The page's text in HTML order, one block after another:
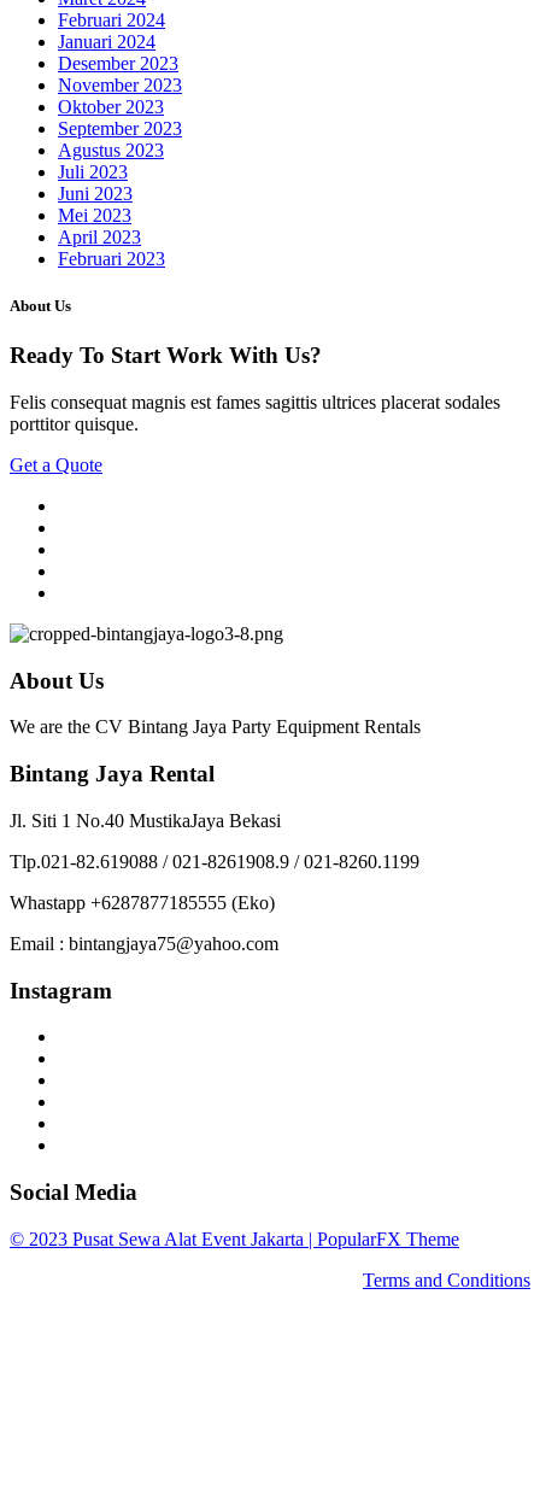
Februari 2024
Januari 2024
Desember 2023
November 2023
Oktober 2023
September 2023
Agustus 2023
Juli 2023
Juni 2023
Mei 2023
April 2023
Februari 2023
About Us
Ready To StartWork With Us?
Felis consequat magnis est fames sagittis ultrices placerat sodales
porttitor quisque.
Get a Quote
About Us
We are the CV Bintang Jaya Party Equipment Rentals
Bintang Jaya Rental
Jl. Siti 1 No.40 MustikaJaya Bekasi
Tlp.021-82.619088 / 021-8261908.9 / 021-8260.1199
Whastapp +6287877185555 (Eko)
Email : bintangjaya75@yahoo.com
Instagram
Social Media
© 2023 Pusat Sewa Alat Event Jakarta | PopularFX Theme
Terms and Conditions